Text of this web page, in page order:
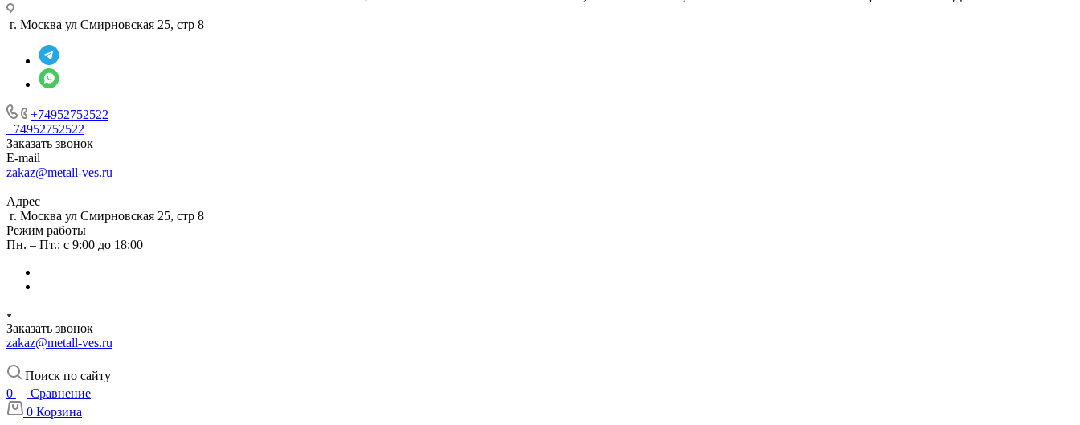
г. Москва ул Смирновская 25, стр 8
+74952752522
+74952752522
Заказать звонок
E-mail
zakaz@metall-ves.ru
Адрес
г. Москва ул Смирновская 25, стр 8
Режим работы
Пн. – Пт.: с 9:00 до 18:00
Заказать звонок
zakaz@metall-ves.ru
Поиск по сайту
0
Сравнение
0 Корзина